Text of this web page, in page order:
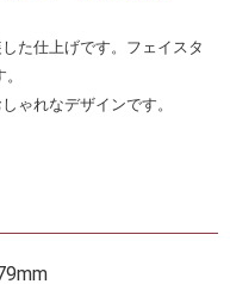
た仕上げです。フェイスタ
ゃれなデザインです。